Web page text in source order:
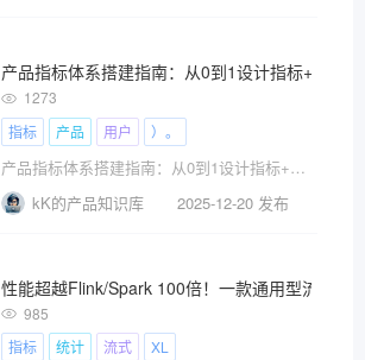
产品指标体系搭建指南：从0到1设计指标+数据
1273
指标
产品 用户 ）。
产品指标体系搭建指南：从0到1设计指标+数据驱动决策实战（附实战秘籍）
kK的产品知识库
2025-12-20 发布
性能超越Flink/Spark 100倍！一款通用型流式大
985
指标
统计 流式 XL